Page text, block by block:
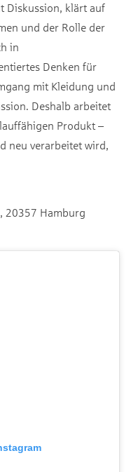
Diskussion, klärt auf
und der Rolle der
in
Denken für
mit Kleidung und
Deshalb arbeitet
Produkt –
neu verarbeitet wird,
20357 Hamburg